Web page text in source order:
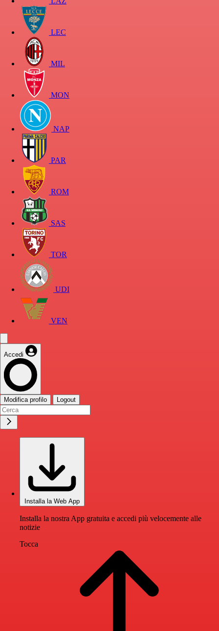
LEC
MIL
MON
NAP
PAR
ROM
SAS
TOR
UDI
VEN
Accedi
Modifica profilo Logout
Installa la Web App
Installa la nostra App gratuita e accedi più velocemente alle
notizie
Tocca